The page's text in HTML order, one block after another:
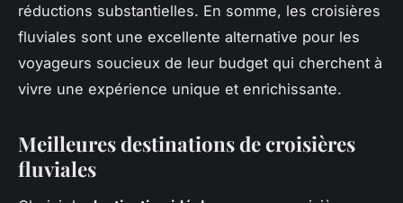
réductions substantielles. En somme, les croisières
fluviales sont une excellente alternative pour les
voyageurs soucieux de leur budget qui cherchent à
vivre une expérience unique et enrichissante.
Meilleures destinations de croisières
fluviales